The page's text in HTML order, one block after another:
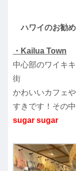
ハワイのお勧
・Kailua Town
中心部のワイキ
街
かわいいカフェ
すきです！その
sugar sugar